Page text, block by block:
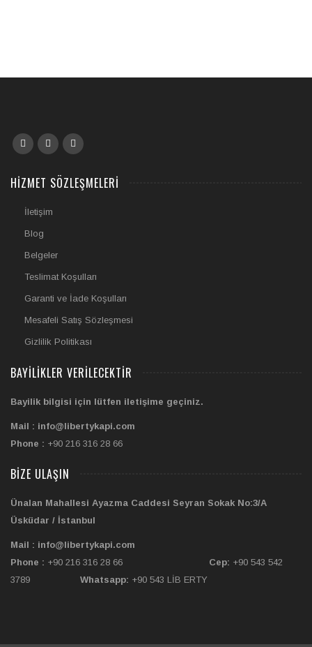
HIZMET SÖZLEŞMELERI
İletişim
Blog
Belgeler
Teslimat Koşulları
Garanti ve İade Koşulları
Mesafeli Satış Sözleşmesi
Gizlilik Politikası
BAYILIKLER VERILECEKTIR
Bayilik bilgisi için lütfen iletişime geçiniz.
Mail : info@libertykapi.com
Phone : +90 216 316 28 66
BIZE ULAŞIN
Ünalan Mahallesi Ayazma Caddesi Seyran Sokak No:3/A
Üsküdar / İstanbul
Mail : info@libertykapi.com
Phone : +90 216 316 28 66 Cep: +90 543 542
3789 Whatsapp: +90 543 LİB ERTY